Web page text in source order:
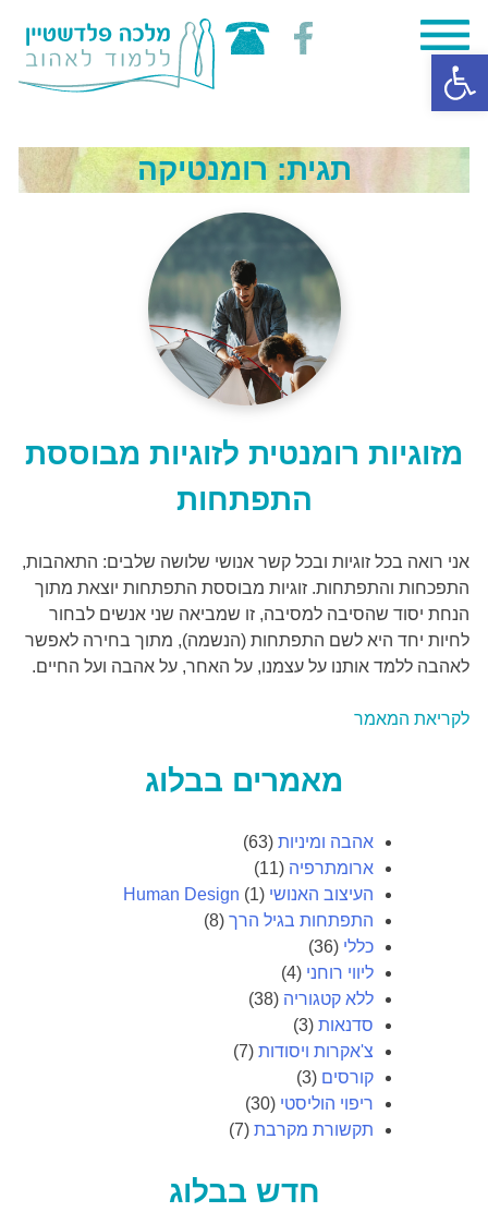
Skip
to
content
תגית:רומנטיקה
מזוגיות רומנטית לזוגיות מבוססת
התפתחות
אני רואה בכל זוגיות ובכל קשר אנושי שלושה שלבים: התאהבות,
התפכחות והתפתחות. זוגיות מבוססת התפתחות יוצאת מתוך
הנחת יסוד שהסיבה למסיבה, זו שמביאה שני אנשים לבחור
לחיות יחד היא לשם התפתחות (הנשמה), מתוך בחירה לאפשר
לאהבה ללמד אותנו על עצמנו, על האחר, על אהבה ועל החיים.
לקריאת המאמר
מאמרים בבלוג
אהבה ומיניות(63)
ארומתרפיה (11)
העיצוב האנושי Human Design (1)
התפתחות בגיל הרך(8)
כללי (36)
ליווי רוחני (4)
ללא קטגוריה (38)
סדנאות(3)
צ'אקרות ויסודות(7)
קורסים (3)
ריפוי הוליסטי (30)
תקשורת מקרבת(7)
חדש בבלוג
פתח סרגל נגישות